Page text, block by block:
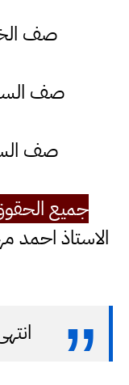
صف
صف
صف
جميع
الاستاذ احمد